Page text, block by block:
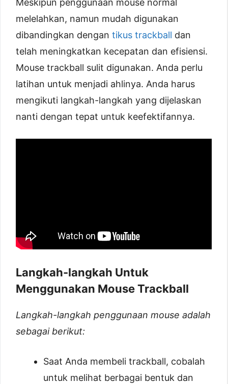
melelahkan, namun mudah digunakan
dibandingkan dengan tikus trackball dan
telah meningkatkan kecepatan dan efisiensi.
Mouse trackball sulit digunakan. Anda perlu
latihan untuk menjadi ahlinya. Anda harus
mengikuti langkah-langkah yang dijelaskan
nanti dengan tepat untuk keefektifannya.
Langkah-langkah Untuk
Menggunakan Mouse Trackball
Langkah-langkah penggunaan mouse adalah
sebagai berikut:
Saat Anda membeli trackball, cobalah
untuk melihat berbagai bentuk dan